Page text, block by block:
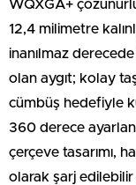
WQXGA+
12,4 milimetre
inanılmaz
olan aygıt; kolay
cümbüş hedefiyle
360 derece
çerçeve tasarımı,
olarak şarj edilebilir